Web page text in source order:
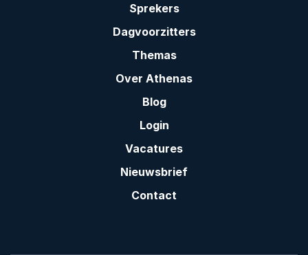
Sprekers
Dagvoorzitters
Themas
Over Athenas
Blog
Login
Vacatures
Nieuwsbrief
Contact